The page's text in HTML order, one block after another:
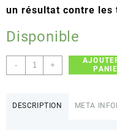
un résultat contre les
Disponible
-
quantité
de
+
DESCRIPTION META